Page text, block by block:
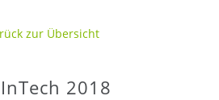
zur Übersicht
2018